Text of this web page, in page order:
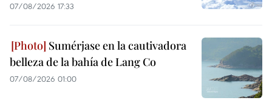
07/08/2026 17:33
Sumérjase en la cautivadora
belleza de la bahía de Lang Co
07/08/2026 01:00